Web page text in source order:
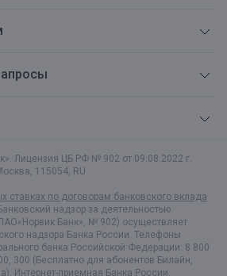
Лицензия ЦБ РФ № 902 от 09.08.2022 г.
, 115054, RU
ставках по договорам банковского вклада
надзор за деятельностью
Банк», № 902) осуществляет
надзора Банка России. Телефоны
банка Российской Федерации: 8 800
300 (Бесплатно для абонентов Билайн,
Интернет-приемная Банка России.